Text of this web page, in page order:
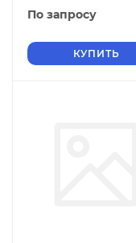
По запросу
КУПИТЬ